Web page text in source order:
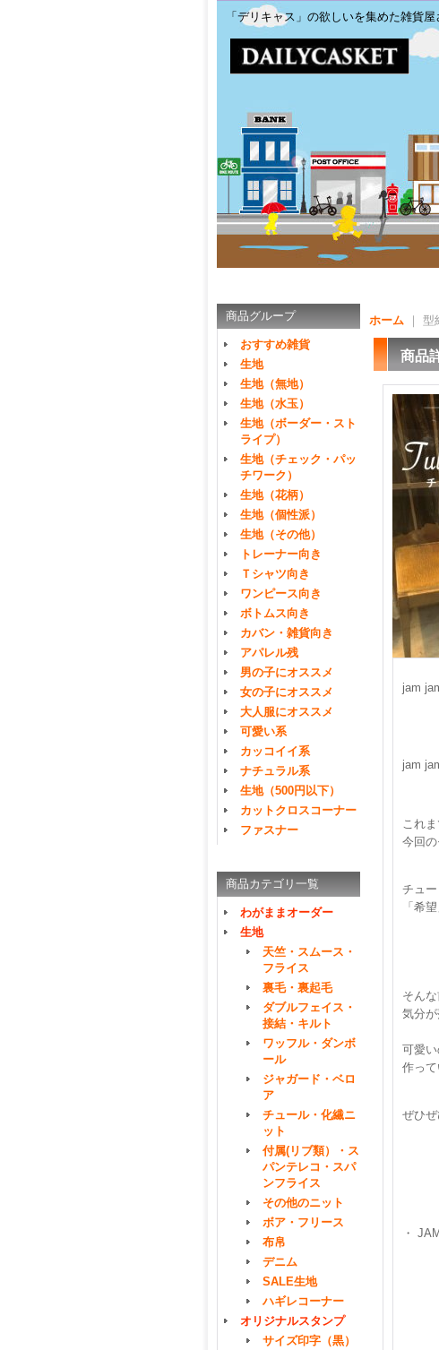
「デリキャス」の欲しいを集めた雑貨屋
商品グループ
おすすめ雑貨
生地
生地（無地）
生地（水玉）
生地（ボーダー・スト
ライプ）
生地（チェック・パッ
チワーク）
生地（花柄）
生地（個性派）
生地（その他）
トレーナー向き
Ｔシャツ向き
ワンピース向き
ボトムス向き
カバン・雑貨向き
アパレル残
男の子にオススメ
女の子にオススメ
大人服にオススメ
可愛い系
カッコイイ系
ナチュラル系
生地（500円以下）
カットクロスコーナー
ファスナー
商品カテゴリ一覧
わがままオーダー
生地
天竺・スムース・
フライス
裏毛・裏起毛
ダブルフェイス・
接結・キルト
ワッフル・ダンボ
ール
ジャガード・ベロ
ア
チュール・化繊ニ
ット
付属(リブ類）・ス
パンテレコ・スパ
ンフライス
その他のニット
ボア・フリース
布帛
デニム
SALE生地
ハギレコーナー
オリジナルスタンプ
サイズ印字（黒）
ホーム ｜ 型
商品
jam
jam
これ
今回の
チュ
「希
そん
気分
可愛い
作っ
ぜひぜ
・